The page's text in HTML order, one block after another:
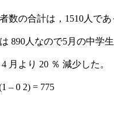
の合計は，1510人であ
890人なので5月の中学
より 20 ％ 減少した。
– 0 2) = 775